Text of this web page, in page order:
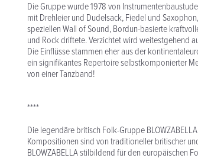
Die Gruppe wurde 1978 von
mit Drehleier und Dudelsack, Fiedel und
speziellen Wall of Sound, Bordun-basierte
und Rock driftete. Verzichtet wird weitestgehend
Die Einflüsse stammen eher aus der
ein signifikantes Repertoire selbstkomponierter
von einer Tanzband!
****
Die legendäre britisch Folk-Gruppe
Kompositionen sind von traditioneller britischer
BLOWZABELLA stilbildend für den europäischen